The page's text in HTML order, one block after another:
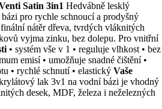
Satin 3in1 Hedvábně lesklý
pro rychle schnoucí a prodyšný
nátěr dřeva, tvrdých vláknitých
vyjma zinku, bez dolepu. Pro vnitřní
• systém vše v 1 • reguluje vlhkost • bez
emisí • umožňuje snadné čištění •
• rychlé schnutí • elastický Vaše
lak 3v1 na vodní bázi je vhodný
desek, MDF, železa i neželezných